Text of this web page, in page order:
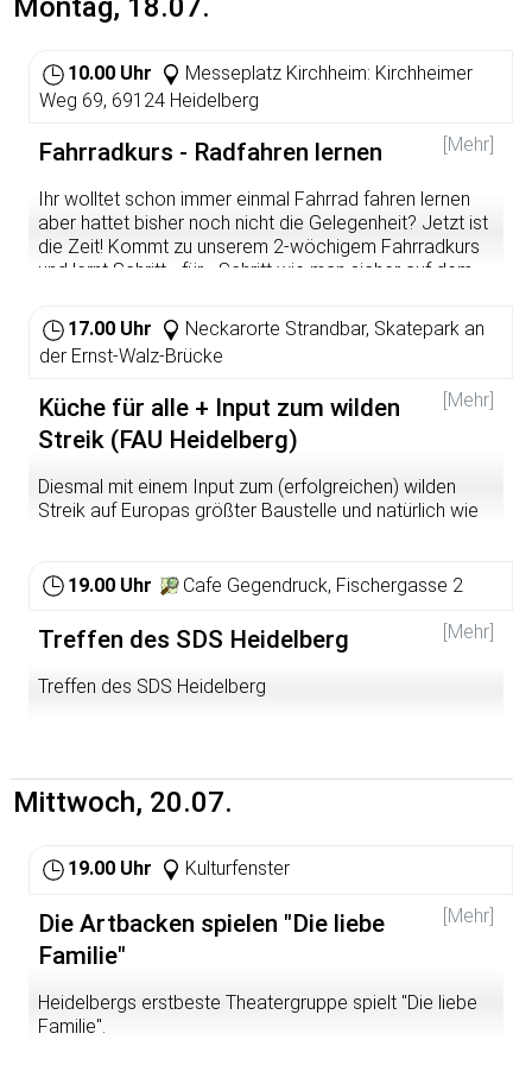
Volk zu einen“.
entgegentreten. Aus vielen Städten reisen
Antifaschist*innen nach Mainz, um gemeinsam den
Heidelberg gibt es einen Zugtreffpunkt: wir sehen
Heidelberg.
Montag, 18.07.
10.00 Uhr
Messeplatz Kirchheim: Kirchheimer
Weg 69, 69124 Heidelberg
[Mehr]
Fahrradkurs - Radfahren lernen
Ihr wolltet schon immer einmal Fahrrad fahren lernen
aber hattet bisher noch nicht die Gelegenheit? Jetzt ist
die Zeit! Kommt zu unserem 2-wöchigem Fahrradkurs
und lernt Schritt - für - Schritt wie man sicher auf dem
Das Angebot ist kostenfrei.
Das Angebot richtet sich insbesondere an
Wann: 18.07.-22.07. und 25.07.-29.07. (Der Kurs dauert 2
Wochen) Je 10-12 Uhr
Anmeldung: biwaq@habito-heidelberg.de, Telefon:
06221/4299020
17.00 Uhr
Neckarorte Strandbar, Skatepark an
der Ernst-Walz-Brücke
[Mehr]
Küche für alle + Input zum wilden
Streik (FAU Heidelberg)
Diesmal mit einem Input zum (erfolgreichen) wilden
Streik auf Europas größter Baustelle und natürlich wie
Von 17-20 Uhr (Input ab 18 Uhr)
19.00 Uhr Cafe Gegendruck, Fischergasse 2
[Mehr]
Treffen des SDS Heidelberg
Treffen des SDS Heidelberg
Mittwoch, 20.07.
19.00 Uhr Kulturfenster
[Mehr]
Die Artbacken spielen "Die liebe
Familie"
Heidelbergs erstbeste Theatergruppe spielt "Die liebe
Familie".